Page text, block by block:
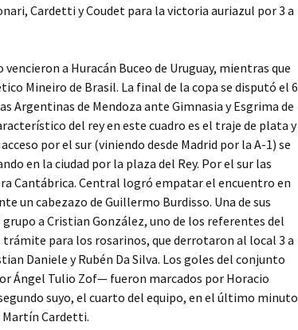
Cardetti y Coudet para la victoria auriazul por 3 a
a Huracán Buceo de Uruguay, mientras que
Mineiro de Brasil. La final de la copa se disputó el 6
Argentinas de Mendoza ante Gimnasia y Esgrima de
del rey en este cuadro es el traje de plata y
por el sur (viniendo desde Madrid por la A-1) se
en la ciudad por la plaza del Rey. Por el sur las
Cantábrica. Central logró empatar el encuentro en
un cabezazo de Guillermo Burdisso. Una de sus
a Cristian González, uno de los referentes del
para los rosarinos, que derrotaron al local 3 a
Daniele y Rubén Da Silva. Los goles del conjunto
Ángel Tulio Zof— fueron marcados por Horacio
suyo, el cuarto del equipo, en el último minuto
Martín Cardetti.